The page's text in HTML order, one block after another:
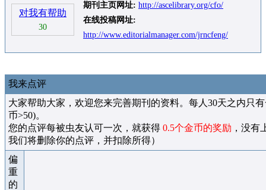
对我有帮助
30
期刊主页网址: http://ascelibrary.org/cfo/
在线投稿网址:
http://www.editorialmanager.com/jrncfeng/
我来点评
大家帮助大家，欢迎您来完善期刊的资料。每人30天之内只
币>50)。
您的点评每被虫友认可一次，就获得 0.5个金币的奖励 ，没有
我们将删除你的点评，并扣除所得）
偏
重
的